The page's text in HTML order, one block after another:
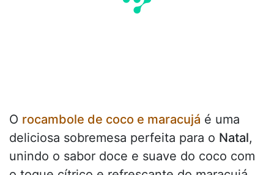
O rocambole de coco e maracujá é uma
deliciosa sobremesa perfeita para o Natal,
unindo o sabor doce e suave do coco com